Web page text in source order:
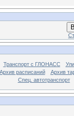
Транспорт с ГЛОНАСС
Архив расписаний
Архив
Спец. автотранспорт